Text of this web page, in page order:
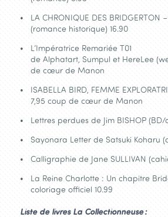
LA CHRONIQUE DES BRIDGERTON
(romance historique) 16.90
L’Impératrice Remariée T01
de Alphatart, Sumpul et HereLee
de cœur de Manon
ISABELLA BIRD, FEMME
7,95 coup de cœur de Manon
Lettres perdues de Jim BISHOP (BD/
Sayonara Letter de Satsuki Koharu
Calligraphie de Jane SULLIVAN
La Reine Charlotte : Un chapitre
coloriage officiel 10.99
Liste de livres La Collectionneuse :